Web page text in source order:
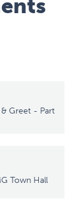
Greet - Part
Town Hall